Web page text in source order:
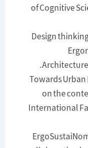
of
Design
Towards
on the